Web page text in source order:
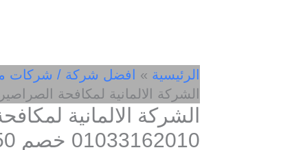
الرئيسية
افضل شركة / شركات
الشركة الالمانية لمكافحة الصراصير في العباسية
الشركة الالمانية
01033162010 خصم 50%